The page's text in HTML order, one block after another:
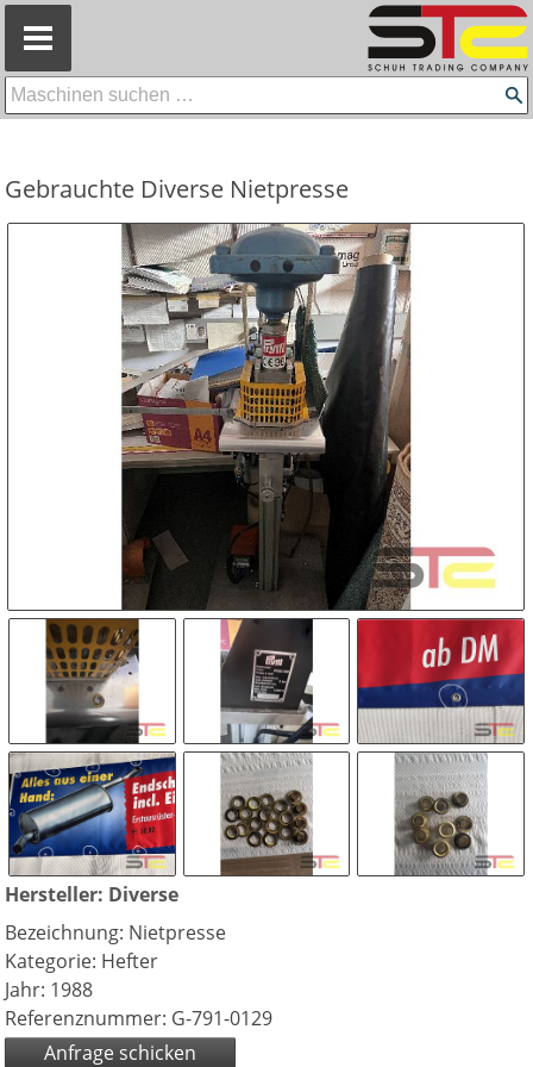
Gebrauchte Diverse Nietpresse
Hersteller: Diverse
Bezeichnung: Nietpresse
Kategorie: Hefter
Jahr: 1988
Referenznummer: G-791-0129
Anfrage schicken